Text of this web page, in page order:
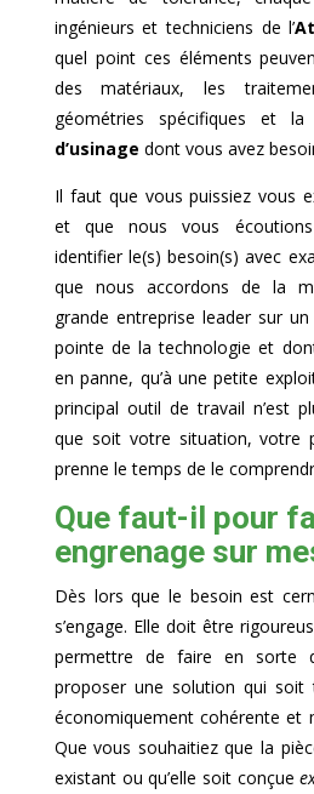
ingénieurs et techniciens de l’
quel point ces éléments
des matériaux, les
géométries spécifiques et
d’usinage dont vous avez
Il faut que vous puissiez vous
et que nous vous
identifier le(s) besoin(s) avec
que nous accordons de la
grande entreprise leader sur
pointe de la technologie et
en panne, qu’à une petite
principal outil de travail n’est
que soit votre situation, votre
prenne le temps de le
Que faut-il pour
engrenage sur
Dès lors que le besoin est
s’engage. Elle doit être
permettre de faire en sorte
proposer une solution qui soit
économiquement cohérente et
Que vous souhaitiez que la
existant ou qu’elle soit conçue